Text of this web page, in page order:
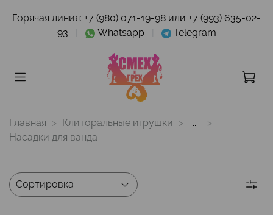
Горячая линия: +7 (980) 071-19-98 или +7 (993) 635-02-
93
Whatsapp Telegram
Главная Клиторальные игрушки
...
Насадки для ванда